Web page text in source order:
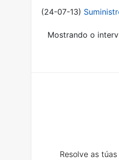
(24-07-13)
Mostrando o
Resolve as